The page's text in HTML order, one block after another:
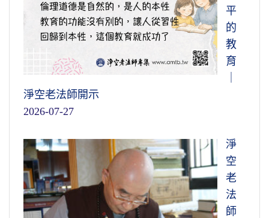
平
的
教
育
淨空老法師開示
2026-07-27
淨
空
老
法
師